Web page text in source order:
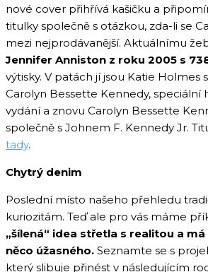
nové cover přihřívá kašičku a
titulky společně s otázkou, zda-li se
mezi nejprodávanější. Aktuálnímu
Jennifer Anniston z roku 2005 s
výtisky. V patách jí jsou Katie Holmes
Carolyn Bessette Kennedy, speciální
vydání a znovu Carolyn Bessette
společně s Johnem F. Kennedy Jr.
tady.
Chytrý denim
Poslední místo našeho přehledu
kuriozitám. Teď ale pro vás máme
„šílená“ idea střetla s realitou a
něco úžasného. Seznamte se s
který slibuje přinést v následujícím